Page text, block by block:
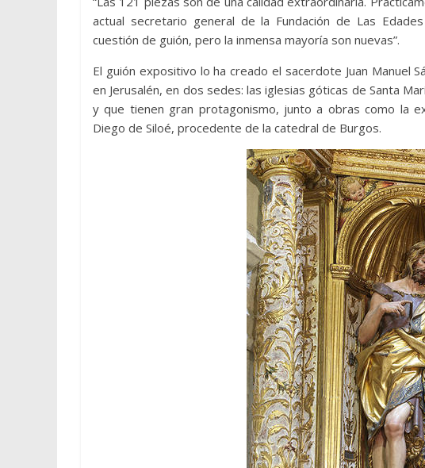
actual secretario general de la Fundación de Las
cuestión de guión, pero la inmensa mayoría son nuevas”.
El guión expositivo lo ha creado el sacerdote Juan Manuel
en Jerusalén, en dos sedes: las iglesias góticas de Santa
y que tienen gran protagonismo, junto a obras como la
Diego de Siloé, procedente de la catedral de Burgos.